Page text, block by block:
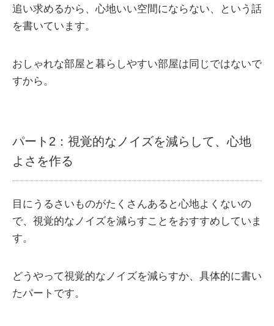
追い求めるから、心地いい空間にならない、という話
を書いています。
おしゃれな部屋と暮らしやすい部屋は同じではないで
すから。
パート2：視覚的なノイズを減らして、心地
よさを作る
目にうるさいものがたくさんあると心地よくないの
で、視覚的なノイズを減らすことをおすすめしていま
す。
どうやって視覚的なノイズを減らすか、具体的に書い
たパートです。